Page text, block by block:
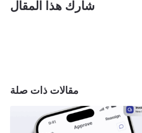
شارك هذا المقال
مقالات ذات صلة